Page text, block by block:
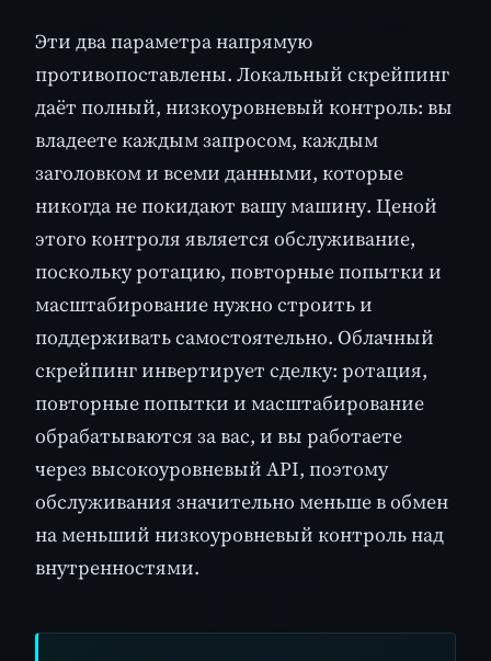
Эти два параметра напрямую
противопоставлены. Локальный скрейпинг
даёт полный, низкоуровневый контроль: вы
владеете каждым запросом, каждым
заголовком и всеми данными, которые
никогда не покидают вашу машину. Ценой
этого контроля является обслуживание,
поскольку ротацию, повторные попытки и
масштабирование нужно строить и
поддерживать самостоятельно. Облачный
скрейпинг инвертирует сделку: ротация,
повторные попытки и масштабирование
обрабатываются за вас, и вы работаете
через высокоуровневый API, поэтому
обслуживания значительно меньше в обмен
на меньший низкоуровневый контроль над
внутренностями.